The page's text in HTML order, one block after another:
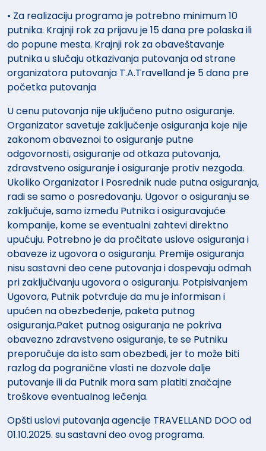
• Za realizaciju programa je potrebno minimum 10
putnika. Krajnji rok za prijavu je 15 dana pre polaska ili
do popune mesta. Krajnji rok za obaveštavanje
putnika u slučaju otkazivanja putovanja od strane
organizatora putovanja T.A.Travelland je 5 dana pre
početka putovanja
U cenu putovanja nije uključeno putno osiguranje.
Organizator savetuje zaključenje osiguranja koje nije
zakonom obaveznoi to osiguranje putne
odgovornosti, osiguranje od otkaza putovanja,
zdravstveno osiguranje i osiguranje protiv nezgoda.
Ukoliko Organizator i Posrednik nude putna osiguranja,
radi se samo o posredovanju. Ugovor o osiguranju se
zaključuje, samo između Putnika i osiguravajuće
kompanije, kome se eventualni zahtevi direktno
upućuju. Potrebno je da pročitate uslove osiguranja i
obaveze iz ugovora o osiguranju. Premije osiguranja
nisu sastavni deo cene putovanja i dospevaju odmah
pri zaključivanju ugovora o osiguranju. Potpisivanjem
Ugovora, Putnik potvrđuje da mu je informisan i
upućen na obezbeđenje, paketa putnog
osiguranja.Paket putnog osiguranja ne pokriva
obavezno zdravstveno osiguranje, te se Putniku
preporučuje da isto sam obezbedi, jer to može biti
razlog da pogranične vlasti ne dozvole dalje
putovanje ili da Putnik mora sam platiti značajne
troškove eventualnog lečenja.
Opšti uslovi putovanja agencije TRAVELLAND DOO od
01.10.2025. su sastavni deo ovog programa.